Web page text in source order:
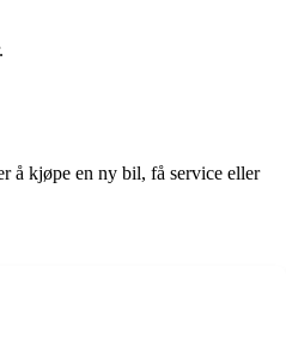
å kjøpe en ny bil, få service eller